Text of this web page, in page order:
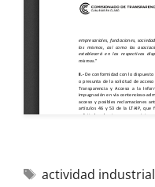
actividad industrial